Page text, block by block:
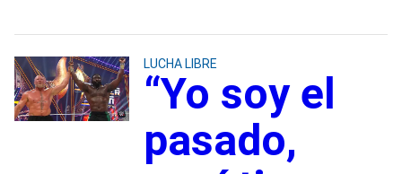
LUCHA LIBRE
“Yo soy el
pasado,